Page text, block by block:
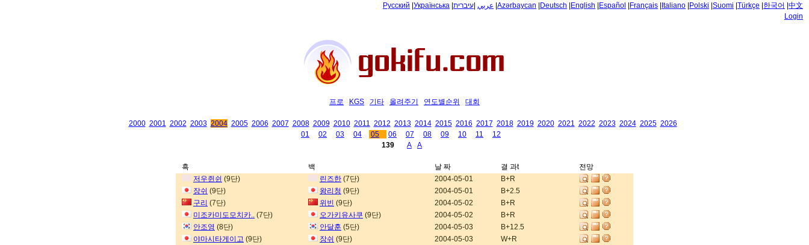
Русский Українська عربي עיברית Azərbaycan Deutsch English Español Français Italiano Polski Suomi Türkçe 한국어 中文
Login
프로 KGS 기타 올려주기 연도별순위 대회
2000 2001 2002 2003 2004 2005 2006 2007 2008 2009 2010 2011 2012 2013 2014 2015 2016 2017 2018 2019 2020 2021 2022 2023 2024 2025 2026
01
02 03 04 05 06 07 08 09 10 11
12
139
A A
흑 백 날 짜 결 과t
전망
저우쥔쉰 (9단) 린즈한 (7단) 2004-05-01
B+R
장쉬 (9단) 왕리청 (9단) 2004-05-01
B+2.5
구리 (7단) 위빈 (9단) 2004-05-02
B+R
미조카미도모치카.. (7단) 오가키유사쿠 (9단) 2004-05-02
B+R
안조영 (8단) 안달훈 (5단) 2004-05-03
B+12.5
야마시타게이고 (9단) 장쉬 (9단) 2004-05-03
W+R